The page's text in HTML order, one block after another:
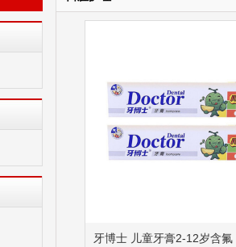
牙博士 儿童牙膏2-12岁含氟